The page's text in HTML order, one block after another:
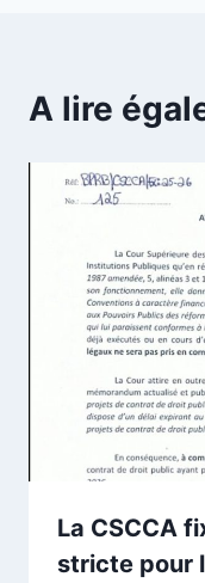
A lire
La CSCCA
stricte pour